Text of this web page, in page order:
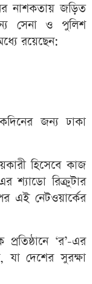
নাশকতায় জড়িত
সেনা ও পুলিশ
রয়েছেন:
জন্য ঢাকা
হিসেবে কাজ
শ্যাডো রিক্রুটার
এই নেটওয়ার্কের
‘র’-এর
যা দেশের সুরক্ষা